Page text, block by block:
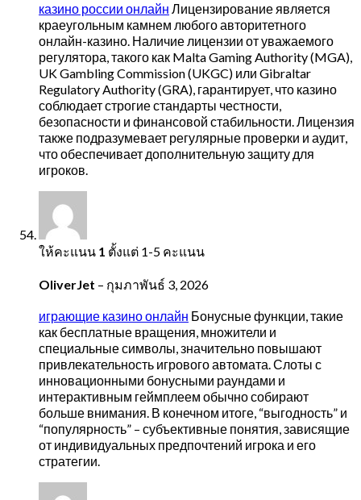
казино россии онлайн Лицензирование является
краеугольным камнем любого авторитетного
онлайн-казино. Наличие лицензии от уважаемого
регулятора, такого как Malta Gaming Authority (MGA),
UK Gambling Commission (UKGC) или Gibraltar
Regulatory Authority (GRA), гарантирует, что казино
соблюдает строгие стандарты честности,
безопасности и финансовой стабильности. Лицензия
также подразумевает регулярные проверки и аудит,
что обеспечивает дополнительную защиту для
игроков.
ให้คะแนน 1 ตั้งแต่ 1-5 คะแนน
OliverJet – กุมภาพันธ์ 3, 2026
играющие казино онлайн Бонусные функции, такие
как бесплатные вращения, множители и
специальные символы, значительно повышают
привлекательность игрового автомата. Слоты с
инновационными бонусными раундами и
интерактивным геймплеем обычно собирают
больше внимания. В конечном итоге, “выгодность” и
“популярность” – субъективные понятия, зависящие
от индивидуальных предпочтений игрока и его
стратегии.